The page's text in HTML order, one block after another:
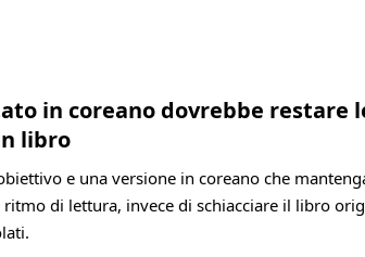
in coreano dovrebbe restare
libro
e una versione in coreano che
ritmo di lettura, invece di schiacciare il libro